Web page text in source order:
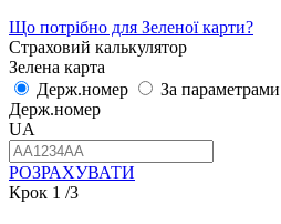
Що потрібно для Зеленої карти?
Страховий калькулятор
Зелена карта
Держ.номер
За параметрами
Держ.номер
UA
РОЗРАХУВАТИ
Крок 1 /3